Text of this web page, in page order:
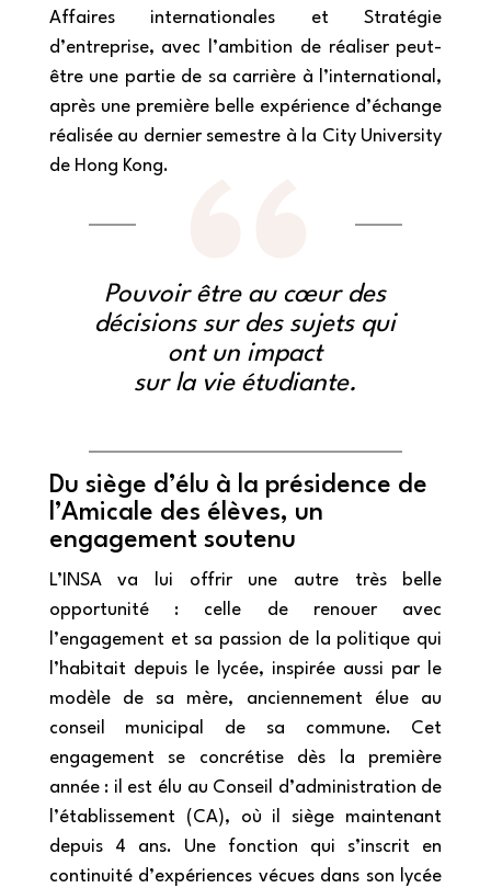
Affaires internationales et Stratégie
d’entreprise, avec l’ambition de réaliser peut-
être une partie de sa carrière à l’international,
après une première belle expérience d’échange
réalisée au dernier semestre à la City University
de Hong Kong.
Pouvoir être au cœur des
décisions sur des sujets qui
ont un impact
sur la vie étudiante.
Du siège d’élu à la présidence de
l’Amicale des élèves, un
engagement soutenu
L’INSA va lui offrir une autre très belle
opportunité : celle de renouer avec
l’engagement et sa passion de la politique qui
l’habitait depuis le lycée, inspirée aussi par le
modèle de sa mère, anciennement élue au
conseil municipal de sa commune. Cet
engagement se concrétise dès la première
année : il est élu au Conseil d’administration de
l’établissement (CA), où il siège maintenant
depuis 4 ans. Une fonction qui s’inscrit en
continuité d’expériences vécues dans son lycée